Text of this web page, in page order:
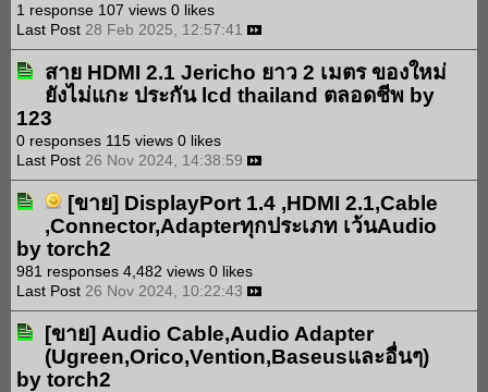
1 response 107 views 0 likes
Last Post 28 Feb 2025, 12:57:41
สาย HDMI 2.1 Jericho ยาว 2 เมตร ของใหม่
ยังไม่แกะ ประกัน lcd thailand ตลอดชีพ by
123
0 responses 115 views 0 likes
Last Post 26 Nov 2024, 14:38:59
[ขาย] DisplayPort 1.4 ,HDMI 2.1,Cable
,Connector,Adapterทุกประเภท เว้นAudio
by torch2
981 responses 4,482 views 0 likes
Last Post 26 Nov 2024, 10:22:43
[ขาย] Audio Cable,Audio Adapter
(Ugreen,Orico,Vention,Baseusและอื่นๆ)
by torch2